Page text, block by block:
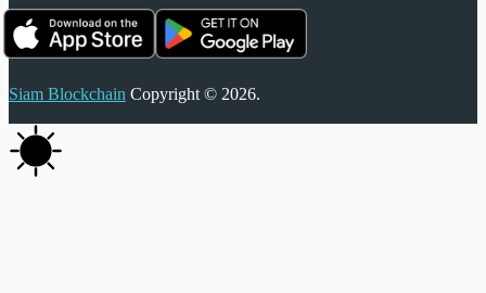
Siam Blockchain Copyright © 2026.